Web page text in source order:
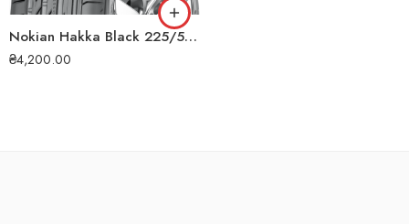
Nokian Hakka Black 225/55 ZR17 101Y XL літня шина
₴4,200.00